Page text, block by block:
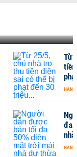
đa
HÀNG
Từ
HÀNG